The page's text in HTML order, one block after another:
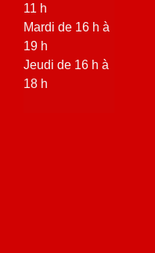
11 h
Mardi de 16 h à
19 h
Jeudi de 16 h à
18 h